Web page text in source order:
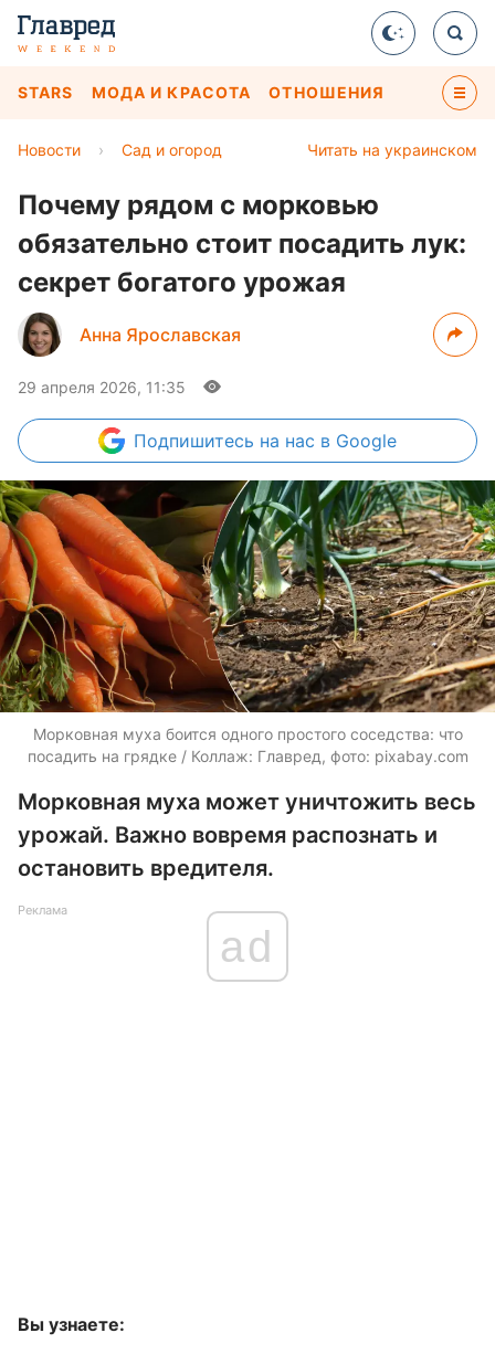
STARS МОДА И КРАСОТА ОТНОШЕНИЯ
Читать на украинском
Новости › Сад и огород
Почему рядом с морковью
обязательно стоит посадить лук:
секрет богатого урожая
Анна Ярославская
29 апреля 2026, 11:35
Подпишитесь на нас в Google
Морковная муха боится одного простого соседства: что
посадить на грядке / Коллаж: Главред, фото: pixabay.com
Морковная муха может уничтожить весь
урожай. Важно вовремя распознать и
остановить вредителя.
Реклама
ad
Вы узнаете: